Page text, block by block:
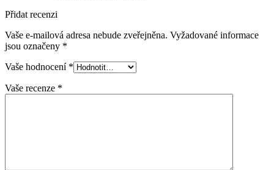
Přidat recenzi
Vaše e-mailová adresa nebude zveřejněna. Vyžadované informace
jsou označeny *
Vaše hodnocení *
Vaše recenze *